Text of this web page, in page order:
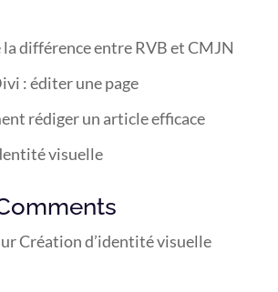
différence entre RVB et CMJN
: éditer une page
rédiger un article efficace
visuelle
Création d’identité visuelle